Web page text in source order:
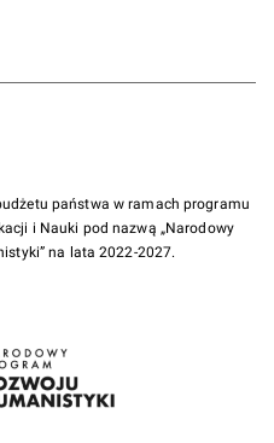
państwa w ramach programu
i Nauki pod nazwą „Narodowy
na lata 2022-2027.